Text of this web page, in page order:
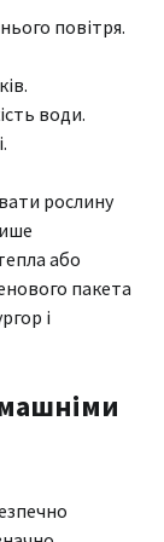
повітря.
води.
рослину
або
пакета
і